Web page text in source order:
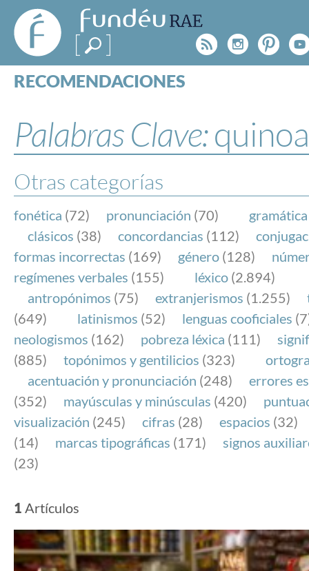
FundéuRAE
- Fundación
del Español
Urgente
Rss
RECOMENDACIONES
ESPECIALES
BLOG
NOTICIAS
SOBRE LA FUNDÉURAE
FundéuRAE es una fundación patrocinada por la
y la Real Academia Española, cuyo objetivo es
el buen uso del español en los medios de
Internet.
Palabras Clave:quinoa
Otras categorías
fonética (72) pronunciación (70) gramática
clásicos (38) concordancias (112)
formas incorrectas (169) género (128)
regímenes verbales (155) léxico (2.894)
antropónimos (75) extranjerismos (1.255)
(649)
latinismos (52) lenguas cooficiales
neologismos (162) pobreza léxica (111)
(885)
topónimos y gentilicios (323)
acentuación y pronunciación (248)
errores
(352)
mayúsculas y minúsculas (420)
visualización (245) cifras (28) espacios (32)
(14)
marcas tipográficas (171)
signos
(23)
1 Artículos